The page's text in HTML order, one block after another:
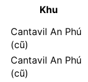
Khu
Cantavil An Phú
(cũ)
Cantavil An Phú
(cũ)